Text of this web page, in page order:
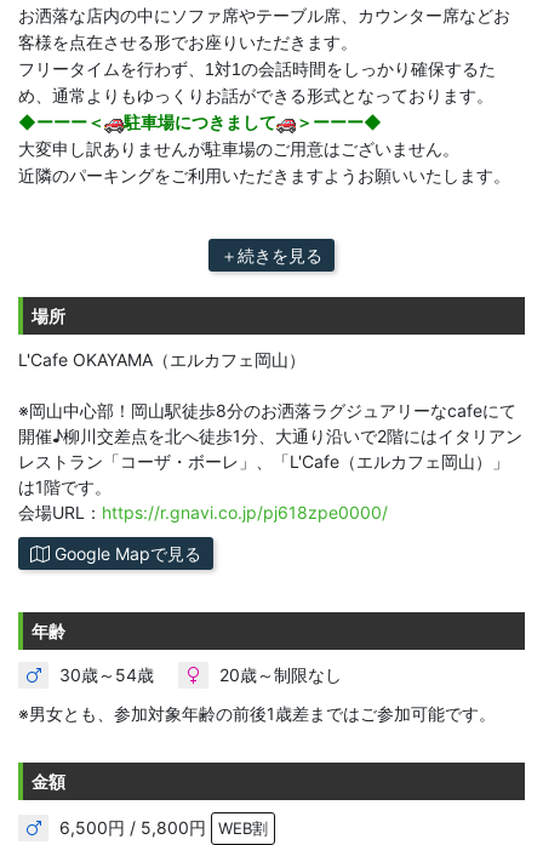
場所
L'Cafe OKAYAMA（エルカフェ岡山）
※岡山中心部！岡山駅徒歩8分のお洒落ラグジュアリーなcafeにて
開催♪柳川交差点を北へ徒歩1分、大通り沿いで2階にはイタリアン
レストラン「コーザ・ボーレ」、「L'Cafe（エルカフェ岡山）」
は1階です。
会場URL： https://r.gnavi.co.jp/pj618zpe0000/
Google Mapで見る
年齢
30歳～54歳
20歳～制限なし
※男女とも、参加対象年齢の前後1歳差まではご参加可能です。
金額
6,500円 / 5,800円 WEB割
お洒落な店内の中にソファ席やテーブル席、カウンター席などお
客様を点在させる形でお座りいただきます。
フリータイムを行わず、1対1の会話時間をしっかり確保するた
め、通常よりもゆっくりお話ができる形式となっております。
◆ーーー＜ 駐車場につきまして ＞ーーー◆
大変申し訳ありませんが駐車場のご用意はございません。
近隣のパーキングをご利用いただきますようお願いいたします。
＋続きを見る